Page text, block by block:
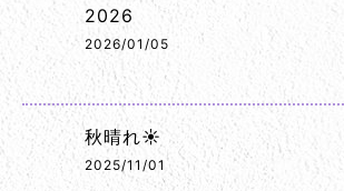
2026
2026/01/05
秋晴れ☀️
2025/11/01